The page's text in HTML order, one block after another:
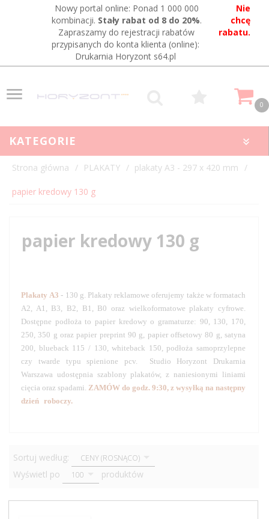
Nowy portal online: Ponad 1 000 000
kombinacji. Stały rabat od 8 do 20%.
Zapraszamy do rejestracji rabatów
przypisanych do konta klienta (online):
Drukarnia Horyzont s64.pl
Nie
chcę
rabatu.
0
KATEGORIE
Strona główna PLAKATY plakaty A3 - 297 x 420 mm
papier kredowy 130 g
papier kredowy 130 g
Plakaty A3 - 130 g. Plakaty reklamowe oferujemy także w formatach
A2, A1, B3, B2, B1, B0 oraz wielkoformatowe plakaty cyfrowe.
Dostępne podłoża to papier kredowy o gramaturze: 90, 130, 170,
250, 350 g oraz papier preprint 90 g, papier offsetowy 80 g, satyna
200, blueback 115 / 130, whiteback 150, podłoża samoprzylepne
czy twarde typu spienione pcv. Studio Horyzont Drukarnia
Warszawa udostępnia szablony plakatów, z naniesionymi liniami
cięcia oraz spadami. ZAMÓW do godz. 9:30, z wysyłką na następny
dzień roboczy.
Sortuj według: sortCENY (ROSNĄCO)
Wyświetl po pop100 produktów